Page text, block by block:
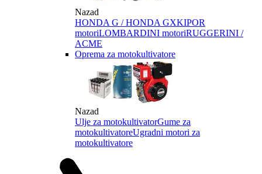
Nazad
HONDA G / HONDA GXKIPOR
motoriLOMBARDINI motoriRUGGERINI /
ACME
Oprema za motokultivatore
Nazad
Ulje za motokultivatorGume za
motokultivatoreUgradni motori za
motokultivatore